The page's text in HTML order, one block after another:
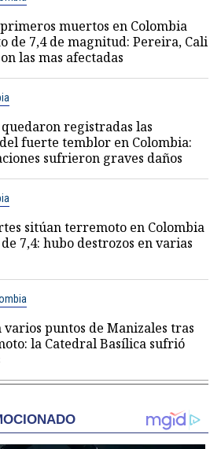
muertos en Colombia
de 7,4 de magnitud: Pereira, Cali
las mas afectadas
registradas las
fuerte temblor en Colombia:
sufrieron graves daños
sitúan terremoto en Colombia
7,4: hubo destrozos en varias
puntos de Manizales tras
la Catedral Basílica sufrió